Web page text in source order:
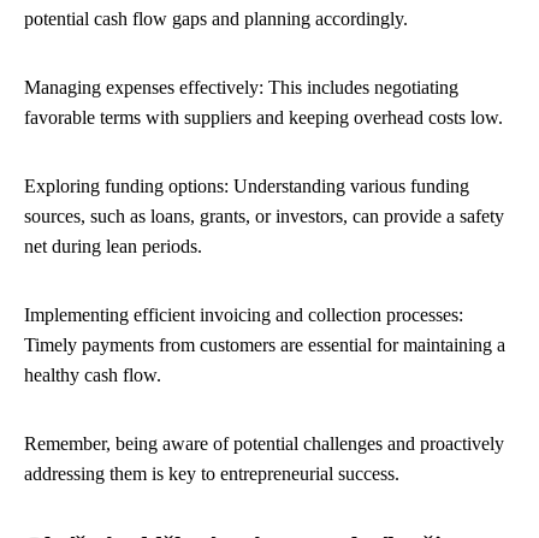
potential cash flow gaps and planning accordingly.
Managing expenses effectively: This includes negotiating
favorable terms with suppliers and keeping overhead costs low.
Exploring funding options: Understanding various funding
sources, such as loans, grants, or investors, can provide a safety
net during lean periods.
Implementing efficient invoicing and collection processes:
Timely payments from customers are essential for maintaining a
healthy cash flow.
Remember, being aware of potential challenges and proactively
addressing them is key to entrepreneurial success.